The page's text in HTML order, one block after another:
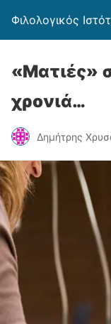
Φιλολογικός
«Ματιές»
χρονιά…
Δημήτρης